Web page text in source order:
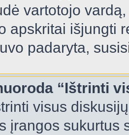
vartotojo
apskritai išjungti
padaryta,
“Ištrinti
visus
įrangos sukurtus